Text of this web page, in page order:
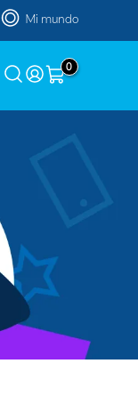
Mi mundo
0